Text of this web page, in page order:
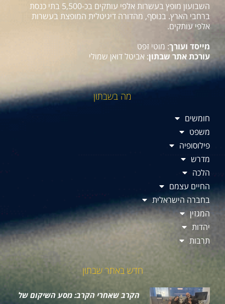
השבועון מופץ בעשרות אלפי עותקים בכ-5,500 בתי כנסת
ברחבי הארץ. בנוסף, מהדורה דיגיטלית המופצת בעשרות
אלפי עותקים.
מייסד ועורך: מוטי זפט
עורכת אתר שבתון: אביטל דואן שמולי
מה בשבתון
חומשים
משפט
פילוסופיה
מדרש
הלכה
החיים עצמם
בחברה הישראלית
המגזין
יהדות
תרבות
חדש באתר שבתון
הקרב שאחרי הקרב: מסע השיקום של